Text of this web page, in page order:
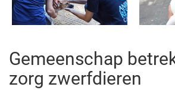
Gemeenschap
zorg zwerfdieren